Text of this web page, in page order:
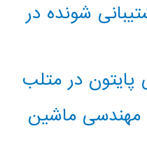
شونده در
پایتون در متلب
مهندسی ماشین